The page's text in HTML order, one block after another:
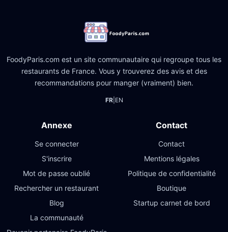
FoodyParis.com est un site communautaire qui regroupe tous les
restaurants de France. Vous y trouverez des avis et des
recommandations pour manger (vraiment) bien.
FR| EN
Annexe
Se connecter
S'inscrire
Mot de passe oublié
Rechercher un restaurant
Blog
La communauté
Contact
Contact
Mentions légales
Politique de confidentialité
Boutique
Startup carnet de bord